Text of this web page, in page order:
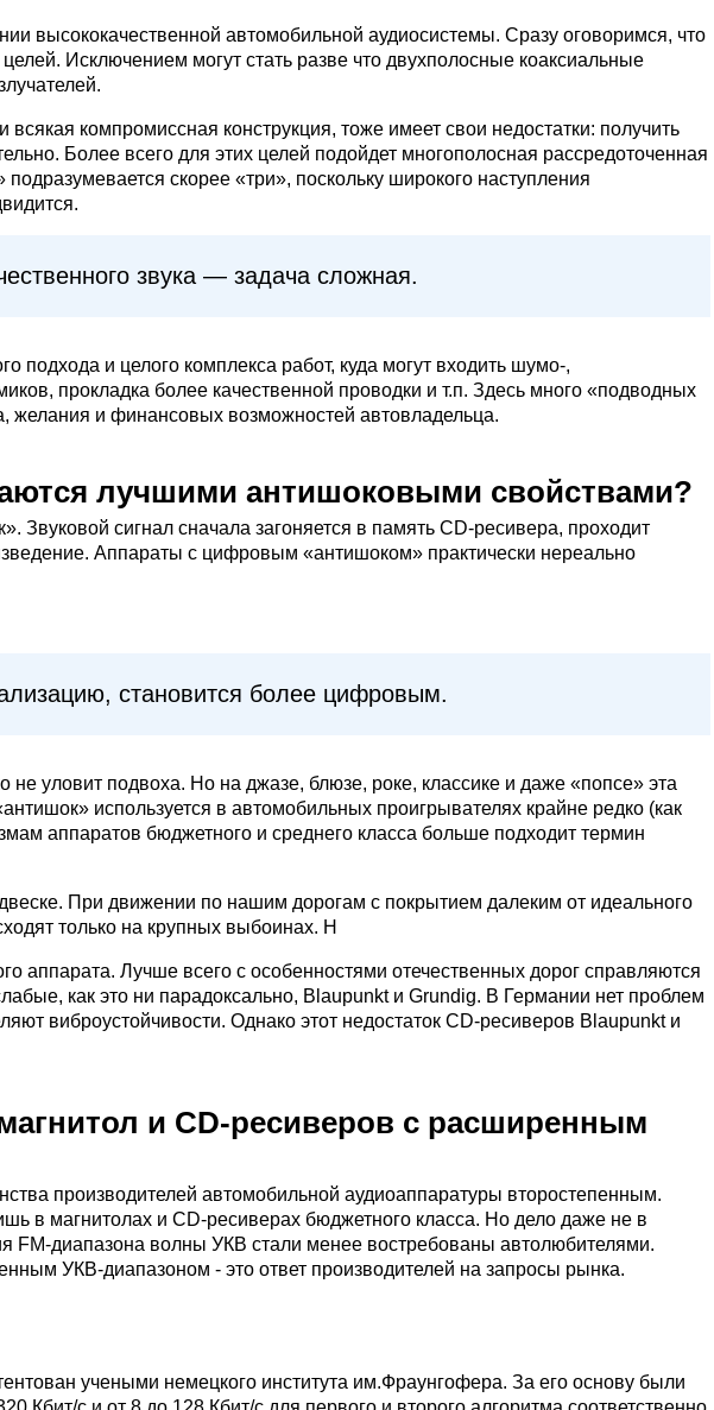
высококачественной автомобильной аудиосистемы. Сразу оговоримся, что
Исключением могут стать разве что двухполосные коаксиальные
компромиссная конструкция, тоже имеет свои недостатки: получить
Более всего для этих целей подойдет многополосная рассредоточенная
скорее «три», поскольку широкого наступления
звука — задача сложная.
подхода и целого комплекса работ, куда могут входить шумо-,
прокладка более качественной проводки и т.п. Здесь много «подводных
желания и финансовых возможностей автовладельца.
лучшими антишоковыми свойствами?
Звуковой сигнал сначала загоняется в память CD-ресивера, проходит
Аппараты с цифровым «антишоком» практически нереально
становится более цифровым.
уловит подвоха. Но на джазе, блюзе, роке, классике и даже «попсе» эта
используется в автомобильных проигрывателях крайне редко (как
аппаратов бюджетного и среднего класса больше подходит термин
При движении по нашим дорогам с покрытием далеким от идеального
только на крупных выбоинах. Н
аппарата. Лучше всего с особенностями отечественных дорог справляются
как это ни парадоксально, Blaupunkt и Grundig. В Германии нет проблем
виброустойчивости. Однако этот недостаток CD-ресиверов Blaupunkt и
и CD-ресиверов с расширенным
производителей автомобильной аудиоаппаратуры второстепенным.
в магнитолах и СD-ресиверах бюджетного класса. Но дело даже не в
FM-диапазона волны УКВ стали менее востребованы автолюбителями.
УКВ-диапазоном - это ответ производителей на запросы рынка.
учеными немецкого института им.Фраунгофера. За его основу были